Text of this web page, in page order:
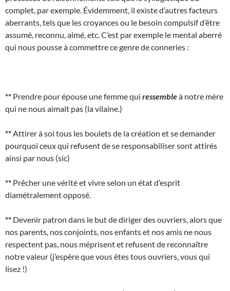
complet, par exemple. Évidemment, il existe d’autres facteurs
aberrants, tels que les croyances ou le besoin compulsif d’être
assumé, reconnu, aimé, etc. C’est par exemple le mental aberré
qui nous pousse à commettre ce genre de conneries :
** Prendre pour épouse une femme qui ressembleà notre mère
qui ne nous aimait pas (la vilaine.)
** Attirer à soi tous les boulets de la création et se demander
pourquoi ceux qui refusent de se responsabiliser sont attirés
ainsi par nous (sic)
** Prêcher une vérité et vivre selon un état d’esprit
diamétralement opposé.
** Devenir patron dans le but de diriger des ouvriers, alors que
nos parents, nos conjoints, nos enfants et nos amis ne nous
respectent pas, nous méprisent et refusent de reconnaître
notre valeur (j’espère que vous êtes tous ouvriers, vous qui
lisez !)